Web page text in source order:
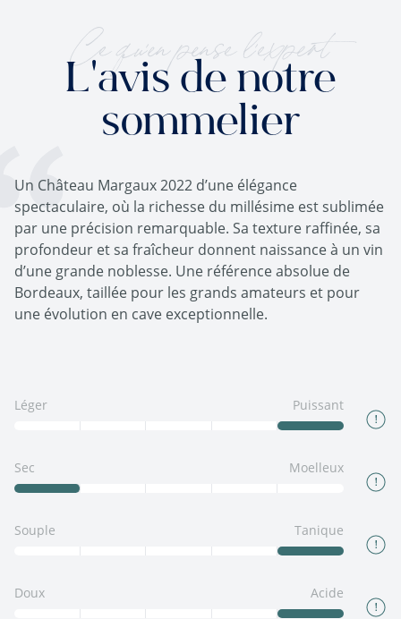
Ce qu'en pense l'expert
L'avis de notre
sommelier
Un Château Margaux 2022 d’une élégance
spectaculaire, où la richesse du millésime est sublimée
par une précision remarquable. Sa texture raffinée, sa
profondeur et sa fraîcheur donnent naissance à un vin
d’une grande noblesse. Une référence absolue de
Bordeaux, taillée pour les grands amateurs et pour
une évolution en cave exceptionnelle.
Léger Puissant
Sec Moelleux
Souple Tanique
Doux Acide